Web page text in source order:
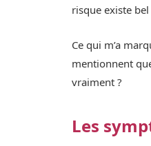
risque existe
Ce qui m’a
mentionnent
vraiment ?
Les